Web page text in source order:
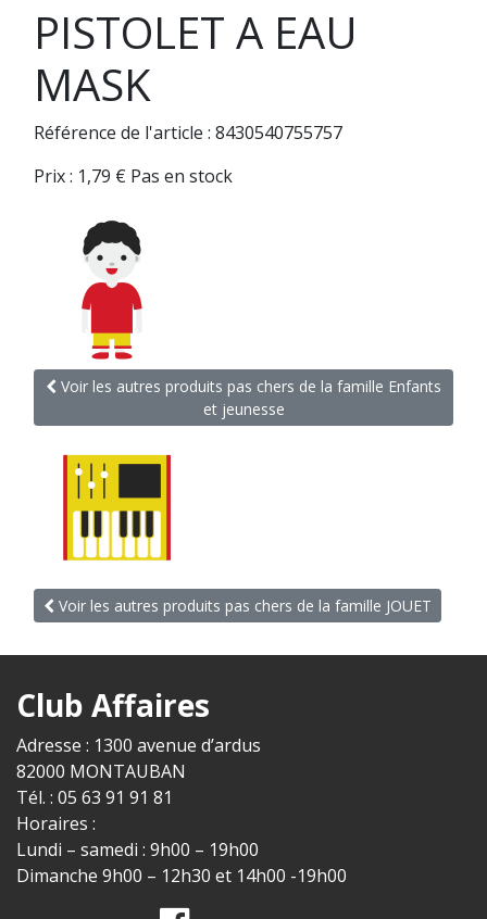
PISTOLET A EAU
MASK
Référence de l'article : 8430540755757
Prix : 1,79 € Pas en stock
Voir les autres produits pas chers de la famille Enfants
et jeunesse
Voir les autres produits pas chers de la famille JOUET
Club Affaires
Adresse : 1300 avenue d’ardus
82000 MONTAUBAN
Tél. : 05 63 91 91 81
Horaires :
Lundi – samedi : 9h00 – 19h00
Dimanche 9h00 – 12h30 et 14h00 -19h00